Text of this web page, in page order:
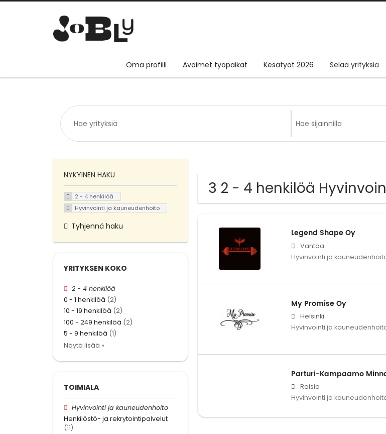
Oma profiili Avoimet työpaikat Kesätyöt 2026 Selaa yrityksiä
3 2 - 4 henkilöä
Legend Shape Oy
Vantaa
Hyvinvointi ja
My Promise Oy
Helsinki
Hyvinvointi ja
Parturi-Kampaamo
Raisio
Hyvinvointi ja
NYKYINEN HAKU
2 - 4 henkilöä
Hyvinvointi ja kauneudenhoito
Tyhjennä haku
YRITYKSEN KOKO
2 - 4 henkilöä
0 - 1 henkilöä (2)
10 - 19 henkilöä (2)
100 - 249 henkilöä (2)
5 - 9 henkilöä (1)
Näytä lisää »
TOIMIALA
Hyvinvointi ja kauneudenhoito
Henkilöstö- ja rekrytointipalvelut
(11)